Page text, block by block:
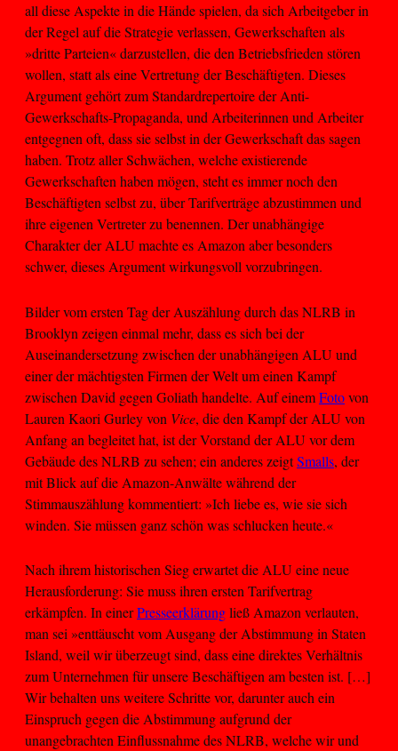
all diese Aspekte in die Hände spielen, da sich Arbeitgeber in
der Regel auf die Strategie verlassen, Gewerkschaften als
»dritte Parteien« darzustellen, die den Betriebsfrieden stören
wollen, statt als eine Vertretung der Beschäftigten. Dieses
Argument gehört zum Standardrepertoire der Anti-
Gewerkschafts-Propaganda, und Arbeiterinnen und Arbeiter
entgegnen oft, dass sie selbst in der Gewerkschaft das sagen
haben. Trotz aller Schwächen, welche existierende
Gewerkschaften haben mögen, steht es immer noch den
Beschäftigten selbst zu, über Tarifverträge abzustimmen und
ihre eigenen Vertreter zu benennen. Der unabhängige
Charakter der ALU machte es Amazon aber besonders
schwer, dieses Argument wirkungsvoll vorzubringen.
Bilder vom ersten Tag der Auszählung durch das NLRB in
Brooklyn zeigen einmal mehr, dass es sich bei der
Auseinandersetzung zwischen der unabhängigen ALU und
einer der mächtigsten Firmen der Welt um einen Kampf
zwischen David gegen Goliath handelte. Auf einemFotovon
Lauren Kaori Gurley von Vice, die den Kampf der ALU von
Anfang an begleitet hat, ist der Vorstand der ALU vor dem
Gebäude des NLRB zu sehen; ein anderes zeigtSmalls, der
mit Blick auf die Amazon-Anwälte während der
Stimmauszählung kommentiert: »Ich liebe es, wie sie sich
winden. Sie müssen ganz schön was schlucken heute.«
Nach ihrem historischen Sieg erwartet die ALU eine neue
Herausforderung: Sie muss ihren ersten Tarifvertrag
erkämpfen. In einerPresseerklärungließ Amazon verlauten,
man sei »enttäuscht vom Ausgang der Abstimmung in Staten
Island, weil wir überzeugt sind, dass eine direktes Verhältnis
zum Unternehmen für unsere Beschäftigen am besten ist. […]
Wir behalten uns weitere Schritte vor, darunter auch ein
Einspruch gegen die Abstimmung aufgrund der
unangebrachten Einflussnahme des NLRB, welche wir und